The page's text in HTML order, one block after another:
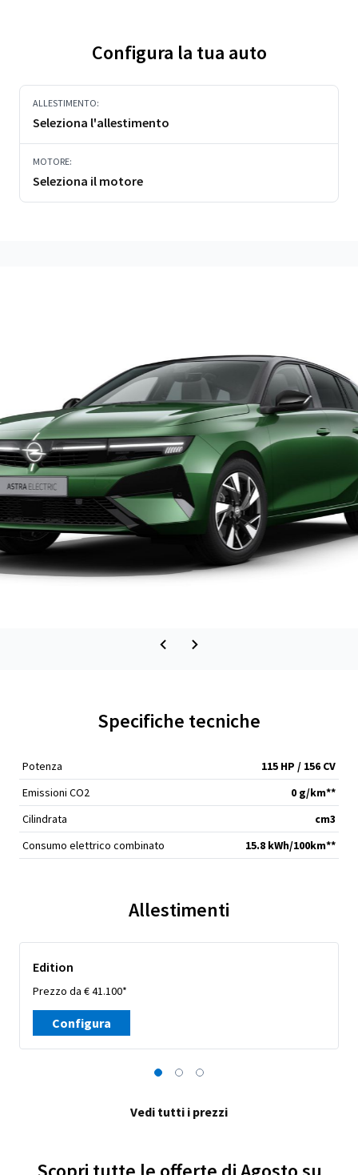
Configura la tua auto
ALLESTIMENTO:
Seleziona l'allestimento
MOTORE:
Seleziona il motore
Specifiche tecniche
Potenza
115 HP / 156 CV
Emissioni CO2
0 g/km**
Cilindrata
cm3
Consumo elettrico combinato
15.8 kWh/100km**
Allestimenti
Edition
Prezzo da € 41.100*
Configura
Vedi tutti i prezzi